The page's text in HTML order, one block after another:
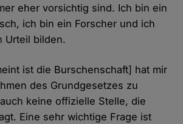
eher vorsichtig sind. Ich bin ein
ich bin ein Forscher und ich
Urteil bilden.
ist die Burschenschaft] hat mir
des Grundgesetzes zu
keine offizielle Stelle, die
Eine sehr wichtige Frage ist